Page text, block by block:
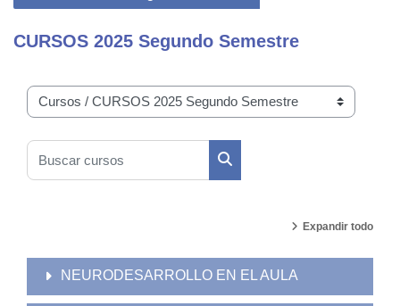
CURSOS 2025 Segundo Semestre
Categorías
Buscar cursos
Buscar cursos
Expandir todo
NEURODESARROLLO EN EL AULA